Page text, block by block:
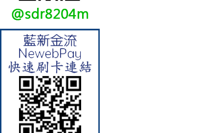
【林內Rinnai】 RB-L2600S(A)
彩焱系列 檯面式彩焱不銹鋼雙
口爐